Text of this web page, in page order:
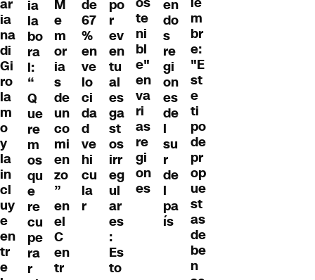
ar
ia
na
di
Gi
ro
la
m
o
y
la
in
cl
uy
e
en
tr
e
ia
la
bo
ra
l:
“
Q
ue
re
m
os
qu
e
re
cu
pe
ra
r
M
e
m
or
ia
s
de
un
co
mi
en
zo
”
en
el
C
en
tr
de
67
%
en
ve
lo
ci
da
d
ve
hi
cu
la
r
po
r
ev
en
tu
al
es
ga
st
os
irr
eg
ul
ar
es
:
Es
to
te
ni
bl
e"
en
va
ri
as
re
gi
on
es
en
do
s
re
gi
on
es
de
l
su
r
de
l
pa
ís
m
br
e:
"E
st
e
ti
po
de
pr
op
ue
st
as
de
be
n